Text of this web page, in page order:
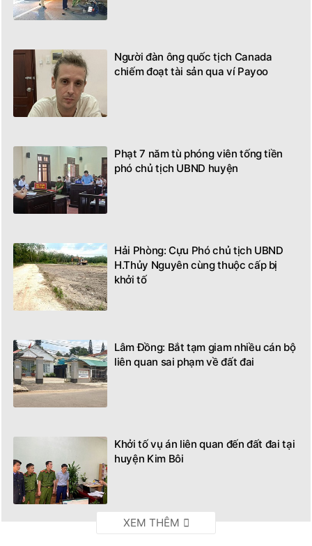
Người đàn ông quốc tịch Canada
chiếm đoạt tài sản qua ví Payoo
Phạt 7 năm tù phóng viên tống tiền
phó chủ tịch UBND huyện
Hải Phòng: Cựu Phó chủ tịch UBND
H.Thủy Nguyên cùng thuộc cấp bị
khởi tố
Lâm Đồng: Bắt tạm giam nhiều cán bộ
liên quan sai phạm về đất đai
Khởi tố vụ án liên quan đến đất đai tại
huyện Kim Bôi